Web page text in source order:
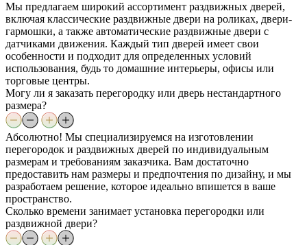
Мы предлагаем широкий ассортимент раздвижных дверей,
включая классические раздвижные двери на роликах, двери-
гармошки, а также автоматические раздвижные двери с
датчиками движения. Каждый тип дверей имеет свои
особенности и подходит для определенных условий
использования, будь то домашние интерьеры, офисы или
торговые центры.
Могу ли я заказать перегородку или дверь нестандартного
размера?
Абсолютно! Мы специализируемся на изготовлении
перегородок и раздвижных дверей по индивидуальным
размерам и требованиям заказчика. Вам достаточно
предоставить нам размеры и предпочтения по дизайну, и мы
разработаем решение, которое идеально впишется в ваше
пространство.
Сколько времени занимает установка перегородки или
раздвижной двери?